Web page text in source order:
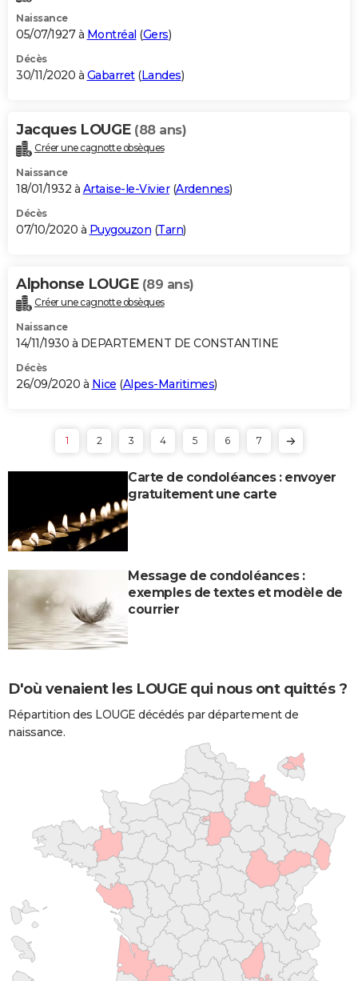
Naissance
05/07/1927 à Montréal (Gers)
Décès
30/11/2020 à Gabarret(Landes)
Jacques LOUGE (88 ans)
Créer une cagnotte obsèques
Naissance
18/01/1932 à Artaise-le-Vivier(Ardennes)
Décès
07/10/2020 à Puygouzon (Tarn)
Alphonse LOUGE (89 ans)
Créer une cagnotte obsèques
Naissance
14/11/1930 à DEPARTEMENT DE CONSTANTINE
Décès
26/09/2020 à Nice (Alpes-Maritimes)
1 2 3 4 5 6 7
Carte de condoléances : envoyer
gratuitement une carte
Message de condoléances :
exemples de textes et modèle de
courrier
D'où venaient les LOUGE qui nous ont quittés ?
Répartition des LOUGE décédés par département de
naissance.